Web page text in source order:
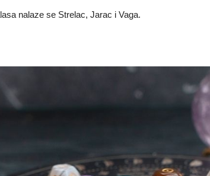
nalaze se Strelac, Jarac i Vaga.